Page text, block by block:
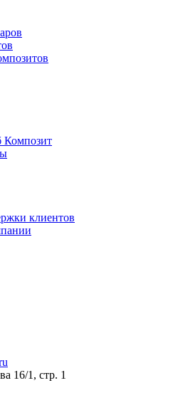
клиентов
16/1, стр. 1